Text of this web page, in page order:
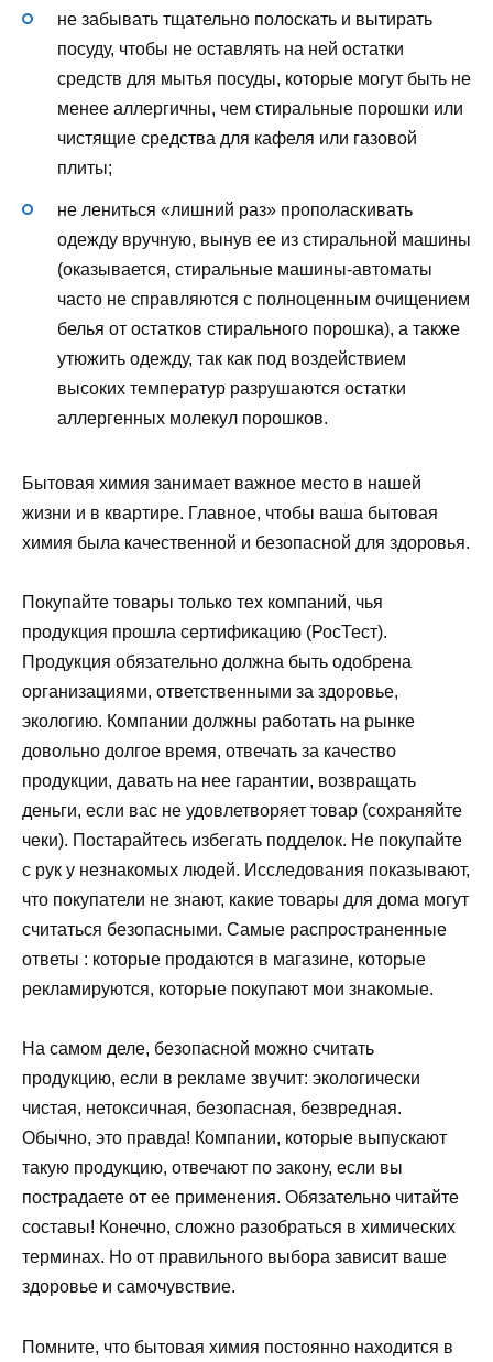
не забывать тщательно полоскать и вытирать
посуду, чтобы не оставлять на ней остатки
средств для мытья посуды, которые могут быть не
менее аллергичны, чем стиральные порошки или
чистящие средства для кафеля или газовой
плиты;
не лениться «лишний раз» прополаскивать
одежду вручную, вынув ее из стиральной машины
(оказывается, стиральные машины-автоматы
часто не справляются с полноценным очищением
белья от остатков стирального порошка), а также
утюжить одежду, так как под воздействием
высоких температур разрушаются остатки
аллергенных молекул порошков.
Бытовая химия занимает важное место в нашей
жизни и в квартире. Главное, чтобы ваша бытовая
химия была качественной и безопасной для здоровья.
Покупайте товары только тех компаний, чья
продукция прошла сертификацию (РосТест).
Продукция обязательно должна быть одобрена
организациями, ответственными за здоровье,
экологию. Компании должны работать на рынке
довольно долгое время, отвечать за качество
продукции, давать на нее гарантии, возвращать
деньги, если вас не удовлетворяет товар (сохраняйте
чеки). Постарайтесь избегать подделок. Не покупайте
с рук у незнакомых людей. Исследования показывают,
что покупатели не знают, какие товары для дома могут
считаться безопасными. Самые распространенные
ответы : которые продаются в магазине, которые
рекламируются, которые покупают мои знакомые.
На самом деле, безопасной можно считать
продукцию, если в рекламе звучит: экологически
чистая, нетоксичная, безопасная, безвредная.
Обычно, это правда! Компании, которые выпускают
такую продукцию, отвечают по закону, если вы
пострадаете от ее применения. Обязательно читайте
составы! Конечно, сложно разобраться в химических
терминах. Но от правильного выбора зависит ваше
здоровье и самочувствие.
Помните, что бытовая химия постоянно находится в